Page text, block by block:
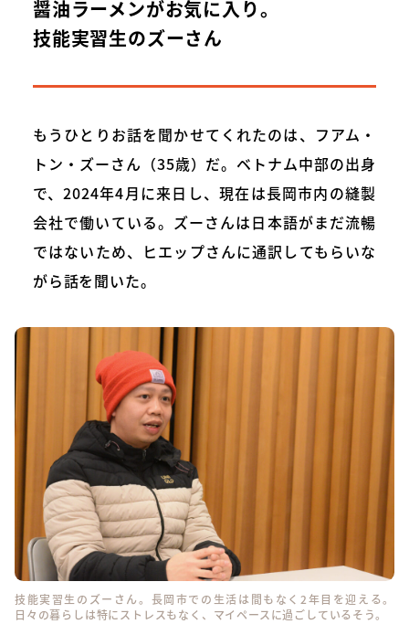
醤油ラーメンがお気に入り。
技能実習生のズーさん
もうひとりお話を聞かせてくれたのは、フアム・
トン・ズーさん（35歳）だ。ベトナム中部の出身
で、2024年4月に来日し、現在は長岡市内の縫製
会社で働いている。ズーさんは日本語がまだ流暢
ではないため、ヒエップさんに通訳してもらいな
がら話を聞いた。
技能実習生のズーさん。長岡市での生活は間もなく2年目を迎える。
日々の暮らしは特にストレスもなく、マイペースに過ごしているそう。